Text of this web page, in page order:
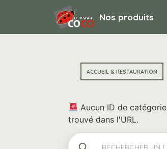
Nos produits
ACCUEIL & RESTAURATION
Aucun ID de catégorie
trouvé dans l'URL.